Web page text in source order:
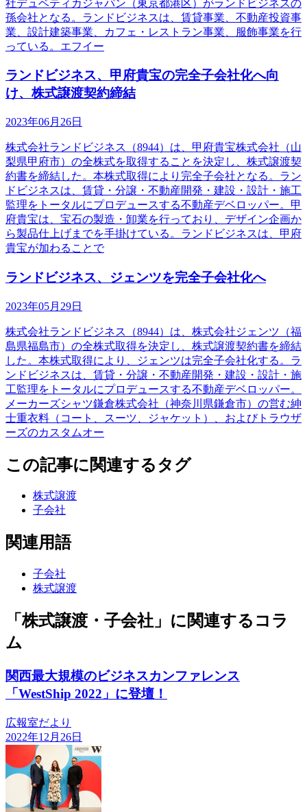
社デュベティカジャパン（東京都港区）がランドビジネスの
孫会社となる。ランドビジネスは、賃貸事業、不動産投資事
業、設計建築事業、カフェ・レストラン事業、服飾事業を行
っている。エフイー
ランドビジネス、甲府貴宝の完全子会社化へ向
け、株式譲渡契約締結
2023年06月26日
株式会社ランドビジネス（8944）は、甲府貴宝株式会社（山
梨県甲府市）の全株式を取得することを決定し、株式譲渡契
約書を締結した。本株式取得により完全子会社となる。ラン
ドビジネスは、賃貸・分譲・不動産開発・建設・設計・施工
監理をトータルにプロデュースする不動産デベロッパー。甲
府貴宝は、宝石の製造・卸業を行っており、デザイン企画か
ら製品仕上げまでを手掛けている。ランドビジネスは、甲府
貴宝が加わることで
ランドビジネス、ジェンツを完全子会社化へ
2023年05月29日
株式会社ランドビジネス（8944）は、株式会社ジェンツ（福
島県福島市）の全株式取得を決定し、株式譲渡契約書を締結
した。本株式取得により、ジェンツは完全子会社化する。ラ
ンドビジネスは、賃貸・分譲・不動産開発・建設・設計・施
工監理をトータルにプロデュースする不動産デベロッパー。
メーカーズシャツ鎌倉株式会社（神奈川県鎌倉市）の営む紳
士重衣料（コート、スーツ、ジャケット）、およびトラウザ
ーズのカスタムオー
この記事に関連するタグ
株式譲渡
子会社
関連用語
子会社
株式譲渡
「株式譲渡・子会社」に関連するコラ
ム
関西最大規模のビジネスカンファレンス
「WestShip 2022」に登壇！
広報室だより
2022年12月26日